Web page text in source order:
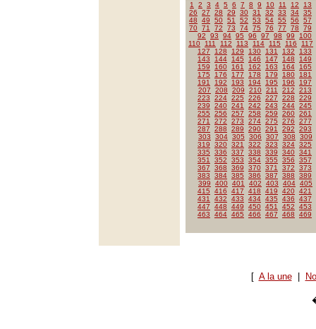
1 2 3 4 5 6 7 8 9 10 11 12
13
26
27 28 29 30 31 32 33 34 35
48
49 50 51 52 53 54 55 56
57
70 71 72 73 74 75 76 77 78
79
92
93 94 95 96 97 98 99
100
110
111 112 113 114 115 116
117
127
128 129 130 131 132
133
143
144 145 146 147 148
149
159
160 161 162 163 164
165
175
176 177 178 179 180
181
191
192 193 194 195 196
197
207
208 209 210 211 212
213
223
224 225 226 227 228
229
239
240 241 242 243 244 245
255
256 257 258 259 260 261
271
272 273 274 275 276
277
287
288 289 290 291 292
293
303
304 305 306 307 308
309
319
320 321 322 323 324 325
335
336 337 338 339 340 341
351
352 353 354 355 356
357
367
368 369 370 371 372
373
383
384 385 386 387 388
389
399
400 401 402 403 404 405
415
416 417 418 419 420 421
431
432 433 434 435 436
437
447
448 449 450 451 452
453
463
464 465 466 467 468 469
[ A la une|